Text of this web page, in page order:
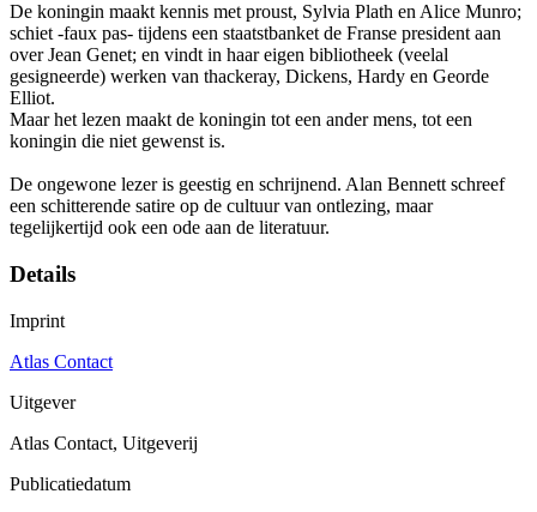
De koningin maakt kennis met proust, Sylvia Plath en Alice Munro;
schiet -faux pas- tijdens een staatstbanket de Franse president aan
over Jean Genet; en vindt in haar eigen bibliotheek (veelal
gesigneerde) werken van thackeray, Dickens, Hardy en Georde
Elliot.
Maar het lezen maakt de koningin tot een ander mens, tot een
koningin die niet gewenst is.
De ongewone lezer is geestig en schrijnend. Alan Bennett schreef
een schitterende satire op de cultuur van ontlezing, maar
tegelijkertijd ook een ode aan de literatuur.
Details
Imprint
Atlas Contact
Uitgever
Atlas Contact, Uitgeverij
Publicatiedatum